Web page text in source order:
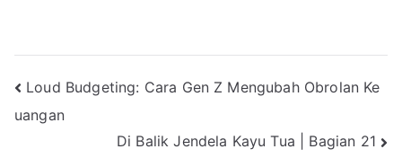
A
r
d
o
Post
navigation
Loud Budgeting: Cara Gen Z Mengubah Obrolan Ke
uangan
Di Balik Jendela Kayu Tua | Bagian 21